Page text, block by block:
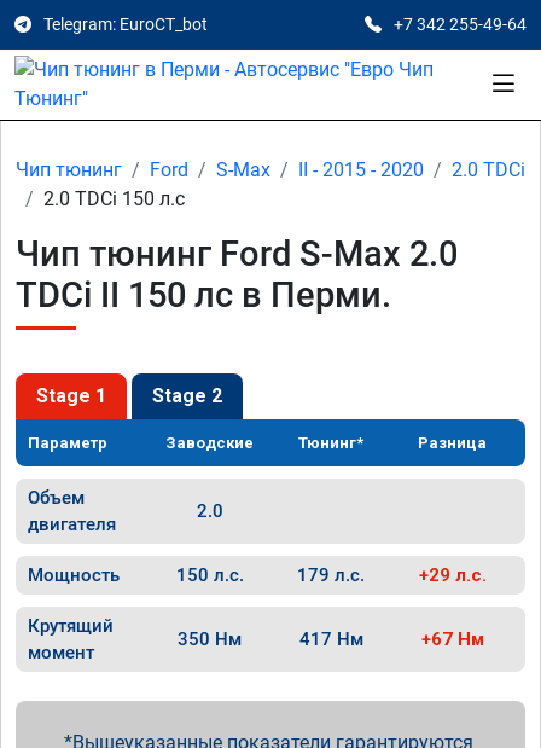
Telegram: EuroCT_bot +7 342 255-49-64
Чип тюнинг Ford S-Max II - 2015 - 2020
2.0 TDCi
2.0 TDCi 150 л.с
Чип тюнинг Ford S-Max 2.0
TDCi II 150 лс в Перми.
Stage 1 Stage 2
Параметр Заводские Тюнинг* Разница
Объем
двигателя
2.0
Мощность 150 л.с. 179 л.с. +29 л.с.
Крутящий
момент
350 Нм 417 Нм +67 Нм
Вышеуказанные показатели гарантируются